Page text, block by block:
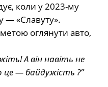
коли у 2023-му
— «Славуту».
оглянути авто,
А він навіть не
— байдужість ?”